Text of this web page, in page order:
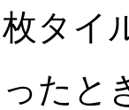
タイ
たと